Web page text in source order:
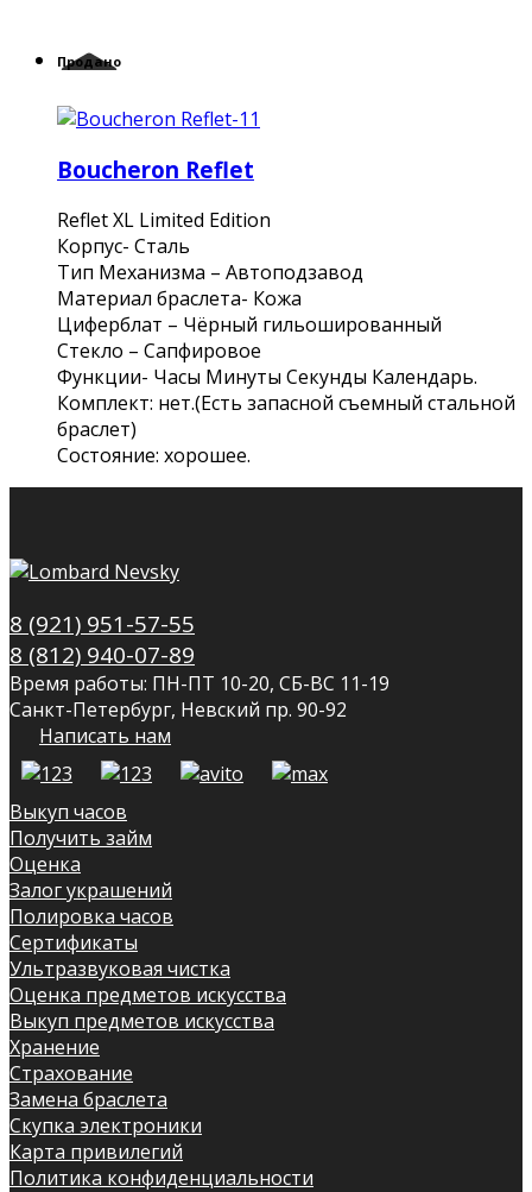
Продано
Boucheron Reflet
Reflet XL Limited Edition
Корпус- Сталь
Тип Механизма – Автоподзавод
Материал браслета- Кожа
Циферблат – Чёрный гильошированный
Стекло – Сапфировое
Функции- Часы Минуты Секунды Календарь.
Комплект: нет.(Есть запасной съемный стальной
браслет)
Состояние: хорошее.
8 (921) 951-57-55
8 (812) 940-07-89
Время работы: ПН-ПТ 10-20, СБ-ВС 11-19
Санкт-Петербург, Невский пр. 90-92
Написать нам
Выкуп часов
Получить займ
Оценка
Залог украшений
Полировка часов
Сертификаты
Ультразвуковая чистка
Оценка предметов искусства
Выкуп предметов искусства
Хранение
Страхование
Замена браслета
Скупка электроники
Карта привилегий
Политика конфиденциальности